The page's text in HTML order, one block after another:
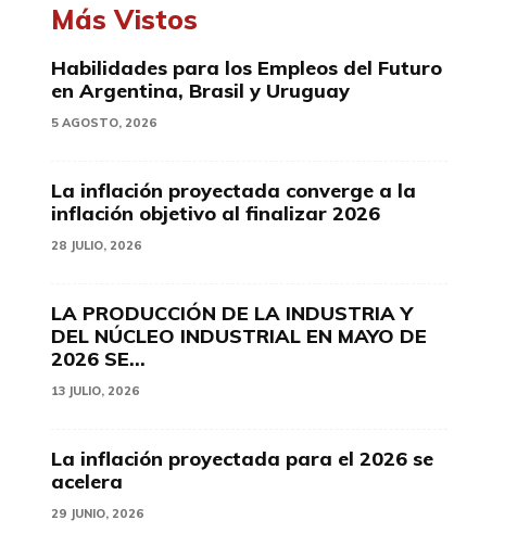
Más Vistos
Habilidades para los Empleos del Futuro
en Argentina, Brasil y Uruguay
5 AGOSTO, 2026
La inflación proyectada converge a la
inflación objetivo al finalizar 2026
28 JULIO, 2026
LA PRODUCCIÓN DE LA INDUSTRIA Y
DEL NÚCLEO INDUSTRIAL EN MAYO DE
2026 SE...
13 JULIO, 2026
La inflación proyectada para el 2026 se
acelera
29 JUNIO, 2026